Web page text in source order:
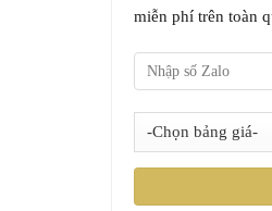
miễn phí trên toàn